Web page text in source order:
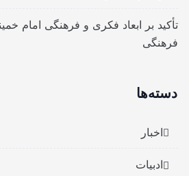
تأکید بر ابعاد فکری و فرهنگی امام
فرهنگی
دسته‌ها
اخبار
ادبیات